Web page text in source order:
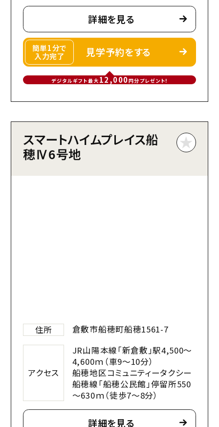
詳細を見る
簡単1分で
入力完了
見学予約をする
デジタルギフト最大 12,000円分プレゼント!
スマートハイムプレイス船
穂Ⅳ6号地
住所 倉敷市船穂町船穂1561-7
アクセス
JR山陽本線「新倉敷」駅4,500～
4,600ｍ（車9～10分）
船穂地区コミュニティータクシー
船穂線「船穂公民館」停留所550
～630ｍ（徒歩7～8分）
詳細を見る